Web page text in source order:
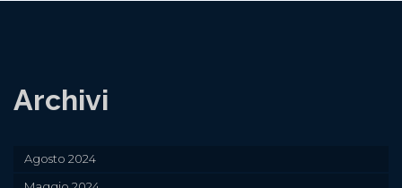
Archivi
Agosto 2024